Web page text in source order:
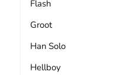
Flash
Groot
Han Solo
Hellboy